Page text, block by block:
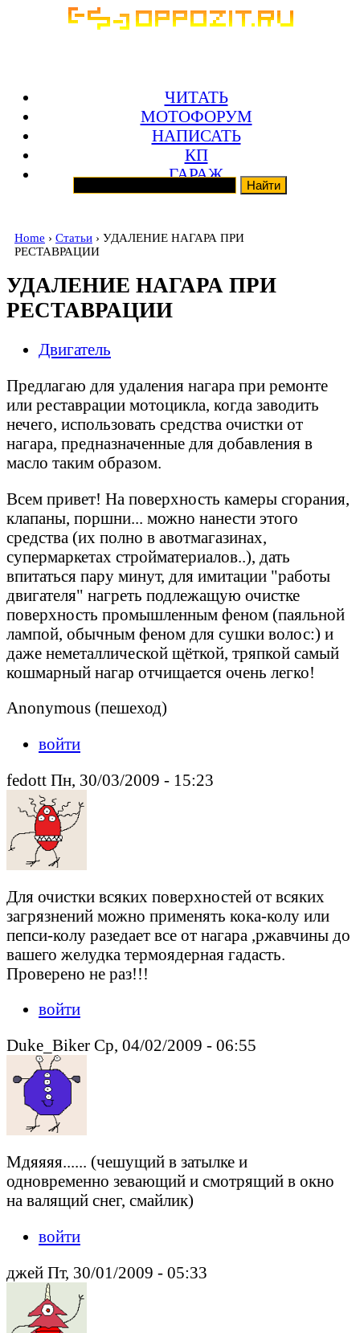
ЧИТАТЬ
МОТОФОРУМ
НАПИСАТЬ
КП
ГАРАЖ
Home › Статьи › УДАЛЕНИЕ НАГАРА ПРИ
РЕСТАВРАЦИИ
УДАЛЕНИЕ НАГАРА ПРИ
РЕСТАВРАЦИИ
Двигатель
Предлагаю для удаления нагара при ремонте
или реставрации мотоцикла, когда заводить
нечего, использовать средства очистки от
нагара, предназначенные для добавления в
масло таким образом.
Всем привет! На поверхность камеры сгорания,
клапаны, поршни... можно нанести этого
средства (их полно в авотмагазинах,
супермаркетах стройматериалов..), дать
впитаться пару минут, для имитации "работы
двигателя" нагреть подлежащую очистке
поверхность промышленным феном (паяльной
лампой, обычным феном для сушки волос:) и
даже неметаллической щёткой, тряпкой самый
кошмарный нагар отчищается очень легко!
Anonymous (пешеход)
войти
fedott Пн, 30/03/2009 - 15:23
Для очистки всяких поверхностей от всяких
загрязнений можно применять кока-колу или
пепси-колу разедает все от нагара ,ржавчины до
вашего желудка термоядерная гадасть.
Проверено не раз!!!
войти
Duke_Biker Ср, 04/02/2009 - 06:55
Мдяяяя...... (чешущий в затылке и
одновременно зевающий и смотрящий в окно
на валящий снег, смайлик)
войти
джей Пт, 30/01/2009 - 05:33